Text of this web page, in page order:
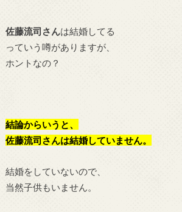
佐藤流司さんは結婚してる
っていう噂がありますが、
ホントなの？
結論からいうと、
佐藤流司さんは結婚していません。
結婚をしていないので、
当然子供もいません。